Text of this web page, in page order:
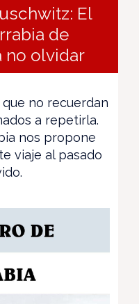
El
de
no olvidar
no recuerdan
a repetirla.
nos propone
viaje al pasado